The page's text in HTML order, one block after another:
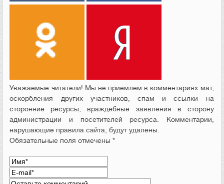
Уважаемые читатели! Мы не приемлем в комментариях мат,
оскорбления других участников, спам и ссылки на
сторонние ресурсы, враждебные заявления в сторону
администрации и посетителей ресурса. Комментарии,
нарушающие правила сайта, будут удалены.
Обязательные поля отмечены *